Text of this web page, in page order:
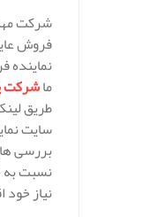
شرکت
فروش
نماینده
ماشرکت
طریق
سایت
بررسی
نسبت به
نیاز خود